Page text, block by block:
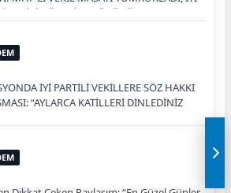
VEKİLİN ÜZERİNE YÜRÜDÜ
İYİ PARTİLİ VEKİLLERE SÖZ HAKKI
“AYLARCA KATİLLERİ DİNLEDİNİZ